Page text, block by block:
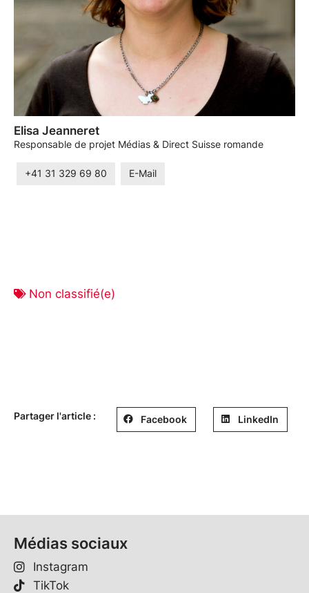
Elisa Jeanneret
Responsable de projet Médias & Direct Suisse romande
+41 31 329 69 80 E-Mail
Non classifié(e)
Partager l'article : Facebook LinkedIn
Médias sociaux
Instagram
TikTok